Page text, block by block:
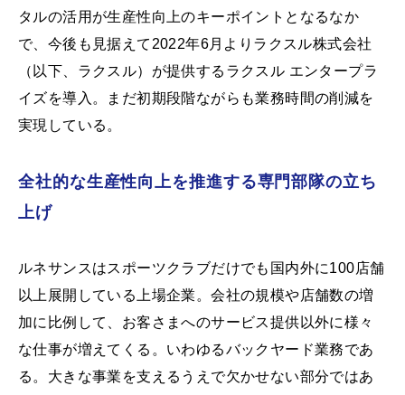
タルの活用が生産性向上のキーポイントとなるなか
で、今後も見据えて2022年6月よりラクスル株式会社
（以下、ラクスル）が提供するラクスル エンタープラ
イズを導入。まだ初期段階ながらも業務時間の削減を
実現している。
全社的な生産性向上を推進する専門部隊の立ち
上げ
ルネサンスはスポーツクラブだけでも国内外に100店舗
以上展開している上場企業。会社の規模や店舗数の増
加に比例して、お客さまへのサービス提供以外に様々
な仕事が増えてくる。いわゆるバックヤード業務であ
る。大きな事業を支えるうえで欠かせない部分ではあ